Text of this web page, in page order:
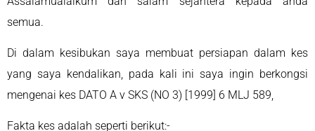
semua.
Di dalam kesibukan saya membuat persiapan dalam kes
yang saya kendalikan, pada kali ini saya ingin berkongsi
mengenai kes DATO A v SKS (NO 3) [1999] 6 MLJ 589,
Fakta kes adalah seperti berikut:-